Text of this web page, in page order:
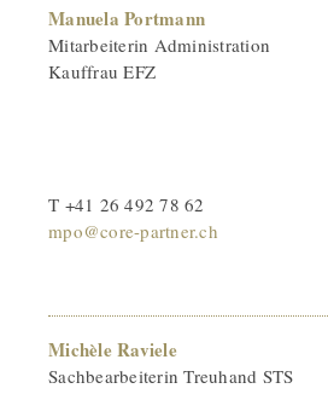
Manuela Portmann
Mitarbeiterin Administration
Kauffrau EFZ
T +41 26 492 78 62
mpo@core-partner.ch
Michèle Raviele
Sachbearbeiterin Treuhand STS